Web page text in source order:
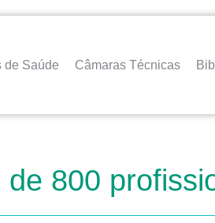
de Saúde Câmaras Técnicas
800